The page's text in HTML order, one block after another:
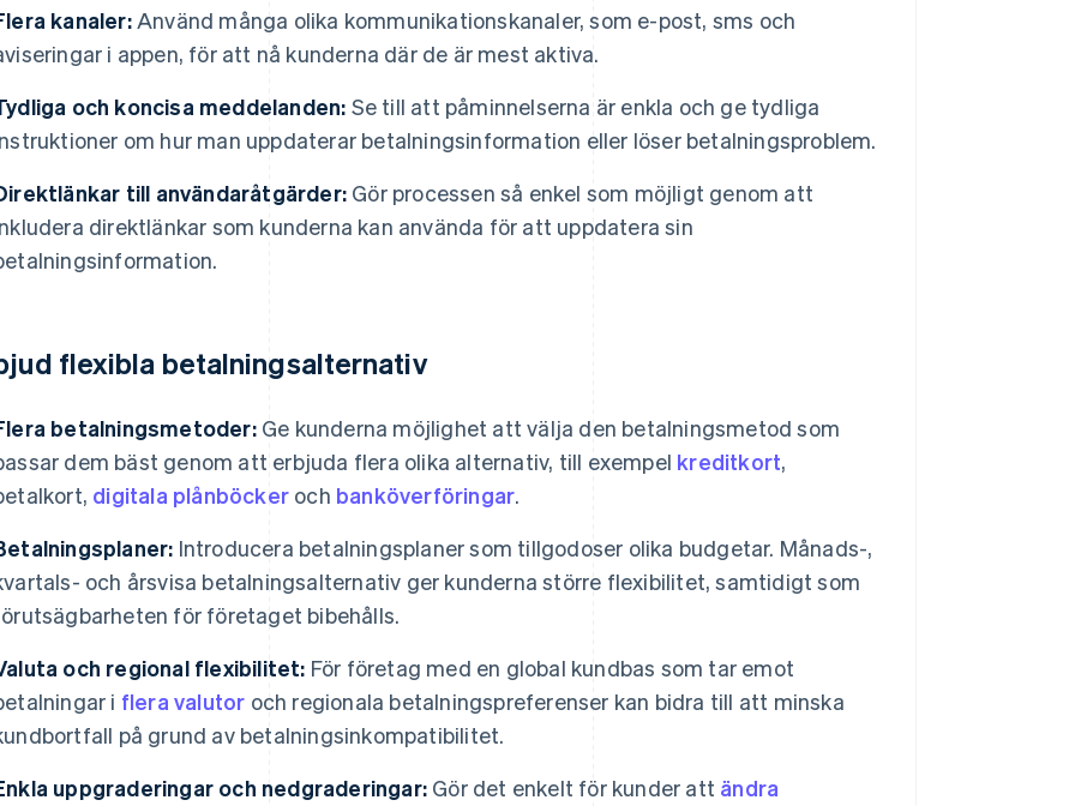
kanaler:Använd många olika kommunikationskanaler, som e-post, sms och
i appen, för att nå kunderna där de är mest aktiva.
och koncisa meddelanden: Se till att påminnelserna är enkla och ge tydliga
om hur man uppdaterar betalningsinformation eller löser betalningsproblem.
till användaråtgärder: Gör processen så enkel som möjligt genom att
direktlänkar som kunderna kan använda för att uppdatera sin
flexibla betalningsalternativ
betalningsmetoder:Ge kunderna möjlighet att välja den betalningsmetod som
dem bäst genom att erbjuda flera olika alternativ, till exempel kreditkort,
digitala plånböcker och banköverföringar.
Introducera betalningsplaner som tillgodoser olika budgetar. Månads-,
och årsvisa betalningsalternativ ger kunderna större flexibilitet, samtidigt som
för företaget bibehålls.
och regional flexibilitet: För företag med en global kundbas som tar emot
i flera valutor och regionala betalningspreferenser kan bidra till att minska
på grund av betalningsinkompatibilitet.
uppgraderingar och nedgraderingar: Gör det enkelt för kunder att ändra